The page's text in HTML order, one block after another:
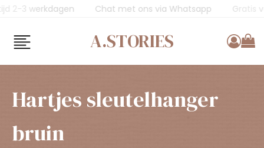
Levertijd 2-3 werkdagen Chat met ons via Whatsapp
A.STORIES
Hartjes sleutelhanger
bruin